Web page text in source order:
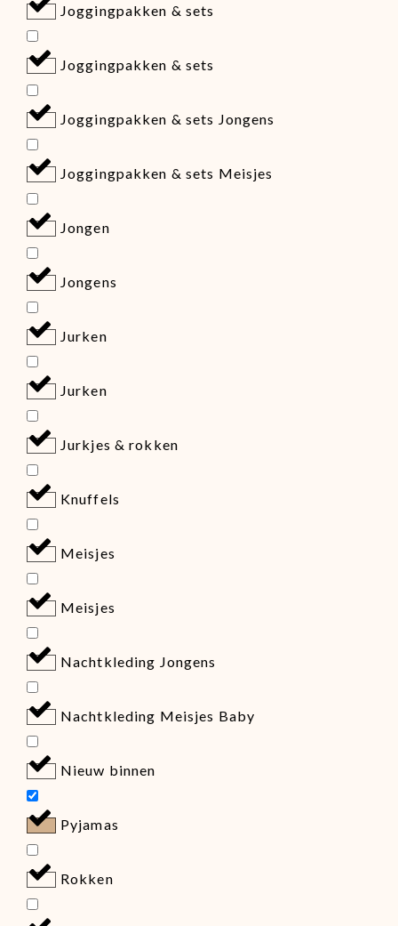
Joggingpakken & sets
Joggingpakken & sets
Joggingpakken & sets Jongens
Joggingpakken & sets Meisjes
Jongen
Jongens
Jurken
Jurken
Jurkjes & rokken
Knuffels
Meisjes
Meisjes
Nachtkleding Jongens
Nachtkleding Meisjes Baby
Nieuw binnen
Pyjamas
Rokken